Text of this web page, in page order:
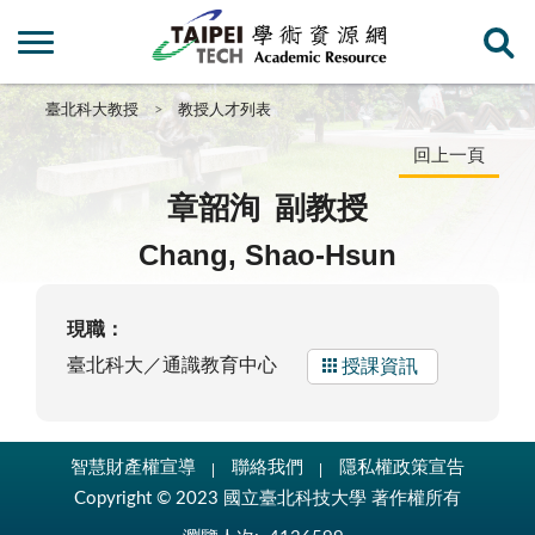
臺北科大教授 教授人才列表
回上一頁
章韶洵 副教授
Chang, Shao-Hsun
現職：
臺北科大／通識教育中心
授課資訊
智慧財產權宣導 聯絡我們
隱私權政策宣告
Copyright © 2023 國立臺北科技大學 著作權所有